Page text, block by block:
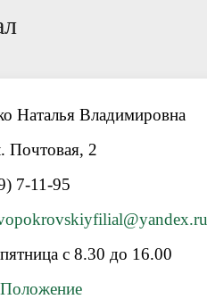
Наталья Владимировна
Почтовая, 2
7-11-95
с 8.30 до 16.00
Положение